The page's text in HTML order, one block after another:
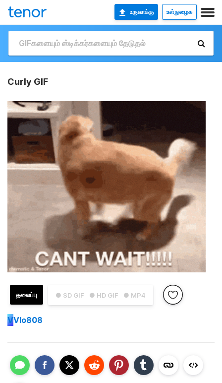
உருவாக்கு உள்நுழைக
Curly GIF
● SD GIF ● HD GIF ● MP4
தலைப்பு
VVlo808